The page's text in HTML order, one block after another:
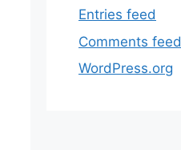
Entries feed
Comments feed
WordPress.org